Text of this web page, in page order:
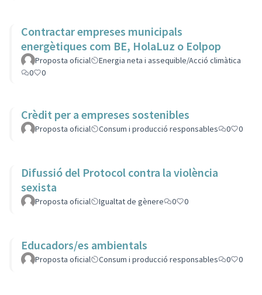
Contractar empreses municipals
energètiques com BE, HolaLuz o Eolpop
Proposta oficial
Energia neta i assequible/Acció climàtica
0
0
Crèdit per a empreses sostenibles
Proposta oficial Consum i producció responsables 0 0
Difussió del Protocol contra la violència
sexista
Proposta oficial Igualtat de gènere 0 0
Educadors/es ambientals
Proposta oficial Consum i producció responsables 0 0